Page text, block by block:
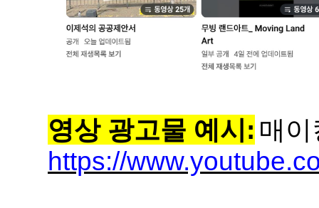
영상 광고물 예시: 매
https://